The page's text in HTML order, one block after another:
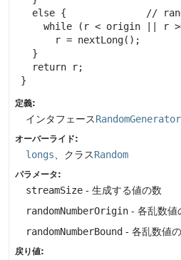
else {              //
while (r < origin || r
       r = nextLong();
   }
   return r;
}
定義:
インタフェースRandomGenerator
オーバーライド:
longs 、クラスRandom
パラメータ:
streamSize - 生成する値の数
randomNumberOrigin - 各乱数値
randomNumberBound - 各乱数値
戻り値: